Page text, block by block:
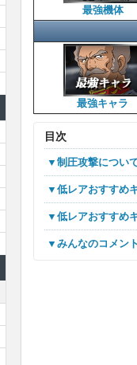
最強機体
最強キャラ
目次
▼制圧攻撃につい
▼低レアおすすめ
▼低レアおすすめ
▼みんなのコメント